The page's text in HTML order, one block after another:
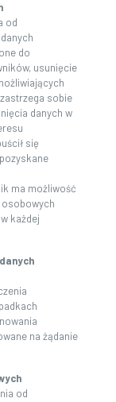
od
do
usunięcie
sobie
danych w
się
ma możliwość
każdej
na żądanie
od